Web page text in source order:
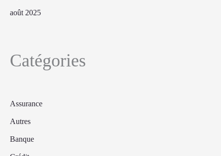
août 2025
Catégories
Assurance
Autres
Banque